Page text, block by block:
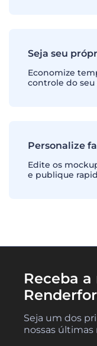
Seja seu
Economize
controle do seu
Personalize
Edite os
e publique
Receba
Seja um dos
nossas